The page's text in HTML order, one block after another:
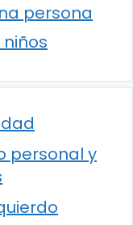
persona
personal y